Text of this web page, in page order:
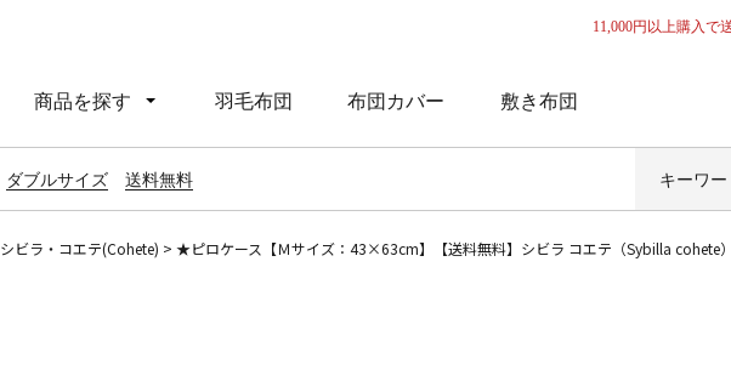
11,000円以上購入で
商品を探す 羽毛布団 布団カバー 敷き布団
ダブルサイズ 送料無料
シビラ・コエテ(Cohete) ★ピロケース【Ｍサイズ：43×63cm】【送料無料】シビラ コエテ（Sybilla cohete